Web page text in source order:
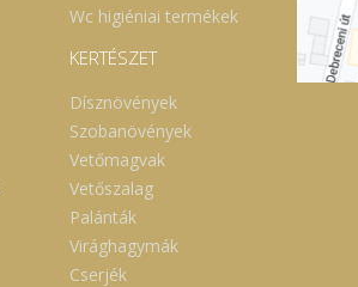
Wc higiéniai termékek
KERTÉSZET
Dísznövények
Szobanövények
Vetőmagvak
Vetőszalag
Palánták
Virághagymák
Cserjék